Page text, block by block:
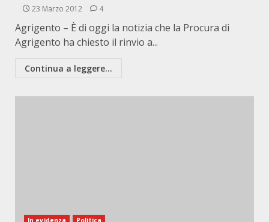
23 Marzo 2012 4
Agrigento – È di oggi la notizia che la Procura di
Agrigento ha chiesto il rinvio a...
Continua a leggere...
In evidenza Politica